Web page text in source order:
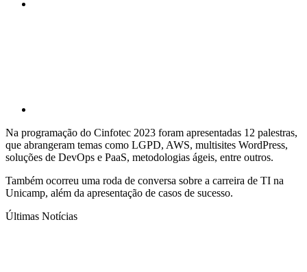
Na programação do Cinfotec 2023 foram apresentadas 12 palestras,
que abrangeram temas como LGPD, AWS, multisites WordPress,
soluções de DevOps e PaaS, metodologias ágeis, entre outros.
Também ocorreu uma roda de conversa sobre a carreira de TI na
Unicamp, além da apresentação de casos de sucesso.
Últimas Notícias